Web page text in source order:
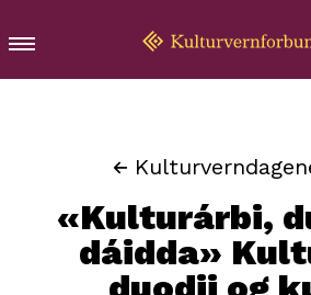
«Kulturárbi,
dáidda»